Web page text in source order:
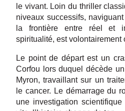
le vivant. Loin du thriller
niveaux successifs,
la frontière entre réel et
spiritualité, est volontairement
Le point de départ est un
Corfou lors duquel décède
Myron, travaillant sur un
le cancer. Le démarrage du
une investigation